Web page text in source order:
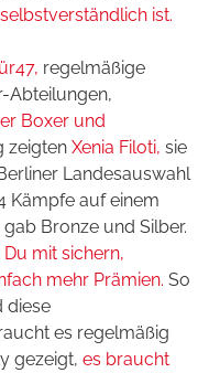
ist.
regelmäßige
Abteilungen,
Boxer und
zeigten Xenia Filoti, sie
Landesauswahl
Kämpfe auf einem
Bronze und Silber.
mit sichern,
mehr Prämien. So
diese
es regelmäßig
gezeigt, es braucht